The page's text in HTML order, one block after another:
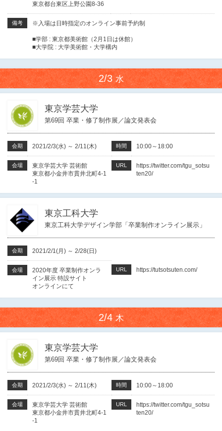
東京都台東区上野公園8-36
備考 ※入場は日時指定のオンライン事前予約制
■学部 : 東京都美術館（2月1日は休館）
■大学院 : 大学美術館・大学構内
2/3水
東京学芸大学
第69回 卒業・修了制作展／論文発表会
会期 2021/2/3(水) ～ 2/11(木) 時間 10:00～18:00
会場
東京学芸大学 芸術館
東京都小金井市貫井北町4-1
-1
URL
https://twitter.com/tgu_sotsu
ten20/
東京工科大学
東京工科大学デザイン学部「卒業制作オンライン展示」
会期 2021/2/1(月) ～ 2/28(日)
会場
2020年度 卒業制作オンラ
イン展示 特設サイト
オンラインにて
URL https://tutsotsuten.com/
2/4木
東京学芸大学
第69回 卒業・修了制作展／論文発表会
会期 2021/2/3(水) ～ 2/11(木) 時間 10:00～18:00
会場
東京学芸大学 芸術館
東京都小金井市貫井北町4-1
-1
URL
https://twitter.com/tgu_sotsu
ten20/